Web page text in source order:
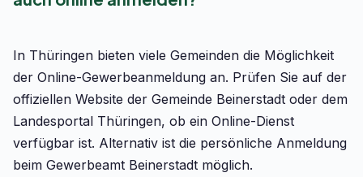
In Thüringen bieten viele Gemeinden die Möglichkeit
der Online-Gewerbeanmeldung an. Prüfen Sie auf der
offiziellen Website der Gemeinde Beinerstadt oder dem
Landesportal Thüringen, ob ein Online-Dienst
verfügbar ist. Alternativ ist die persönliche Anmeldung
beim Gewerbeamt Beinerstadt möglich.